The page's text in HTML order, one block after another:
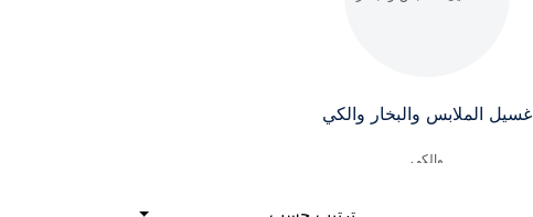
غسيل الملابس والبخار والكي